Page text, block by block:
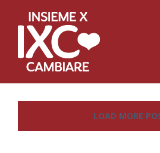
LOAD MORE